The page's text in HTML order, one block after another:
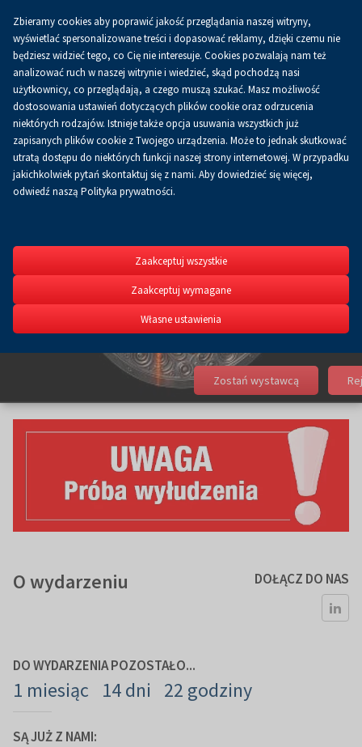
0.00 złKoszykPL
XXVI
dla Odlewnictwa
22-24.09.2026
Zostań wystawcą
O wydarzeniu DOŁĄCZ DO NAS
DO WYDARZENIA POZOSTAŁO...
1 miesiąc 14 dni 22 godziny
SĄ JUŻ Z NAMI:
Zbieramy cookies aby poprawić jakość przeglądania naszej witryny,
wyświetlać spersonalizowane treści i dopasować reklamy, dzięki czemu nie
będziesz widzieć tego, co Cię nie interesuje. Cookies pozwalają nam też
analizować ruch w naszej witrynie i wiedzieć, skąd pochodzą nasi
użytkownicy, co przeglądają, a czego muszą szukać. Masz możliwość
dostosowania ustawień dotyczących plików cookie oraz odrzucenia
niektórych rodzajów. Istnieje także opcja usuwania wszystkich już
zapisanych plików cookie z Twojego urządzenia. Może to jednak skutkować
utratą dostępu do niektórych funkcji naszej strony internetowej. W przypadku
jakichkolwiek pytań skontaktuj się z nami. Aby dowiedzieć się więcej,
odwiedź naszą Polityka prywatności.
Zaakceptuj wszystkie
Zaakceptuj wymagane
Własne ustawienia